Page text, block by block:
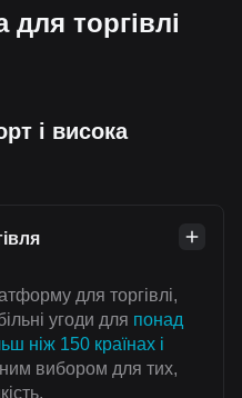
торгівлі
і висока
для торгівлі,
угоди для понад
ніж 150 країнах і
вибором для тих,